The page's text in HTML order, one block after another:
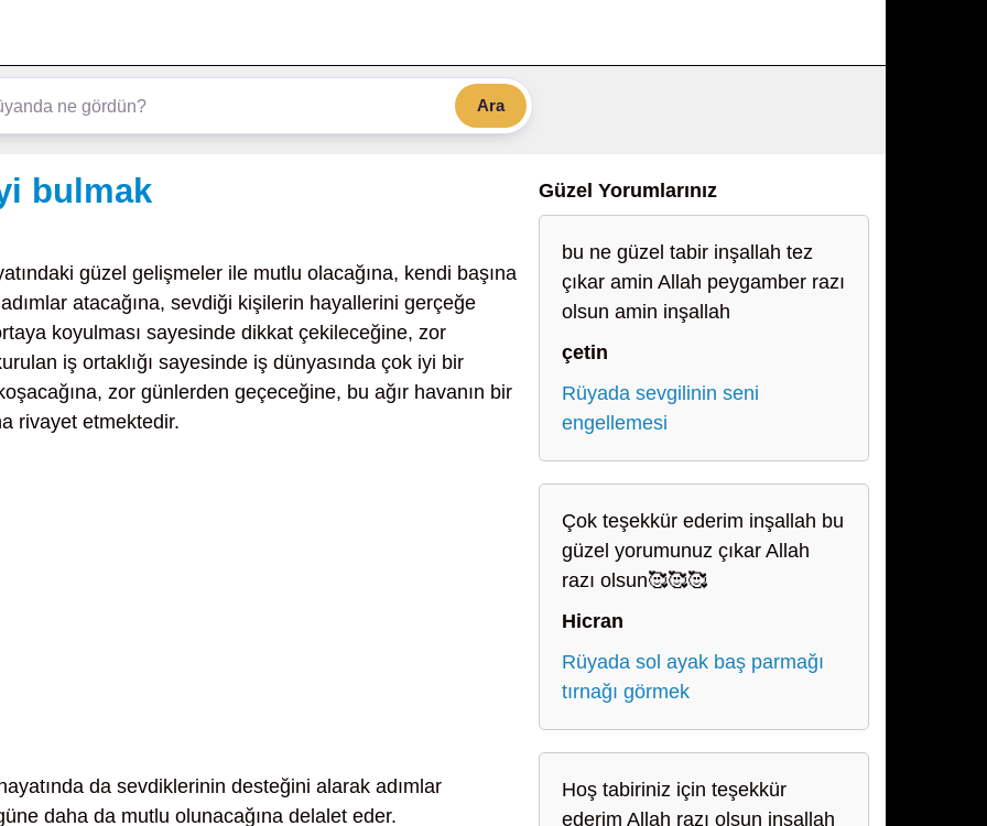
Ara
bulmak
güzel gelişmeler ile mutlu olacağına, kendi başına
adımlar atacağına, sevdiği kişilerin hayallerini gerçeğe
koyulması sayesinde dikkat çekileceğine, zor
iş ortaklığı sayesinde iş dünyasında çok iyi bir
zor günlerden geçeceğine, bu ağır havanın bir
rivayet etmektedir.
da sevdiklerinin desteğini alarak adımlar
daha da mutlu olunacağına delalet eder.
Güzel Yorumlarınız
bu ne güzel tabir inşallah tez
çıkar amin Allah peygamber razı
olsun amin inşallah
çetin
Rüyada sevgilinin seni
engellemesi
Çok teşekkür ederim inşallah bu
güzel yorumunuz çıkar Allah
razı olsun🥰🥰🥰
Hicran
Rüyada sol ayak baş parmağı
tırnağı görmek
Hoş tabiriniz için teşekkür
ederim Allah razı olsun inşallah